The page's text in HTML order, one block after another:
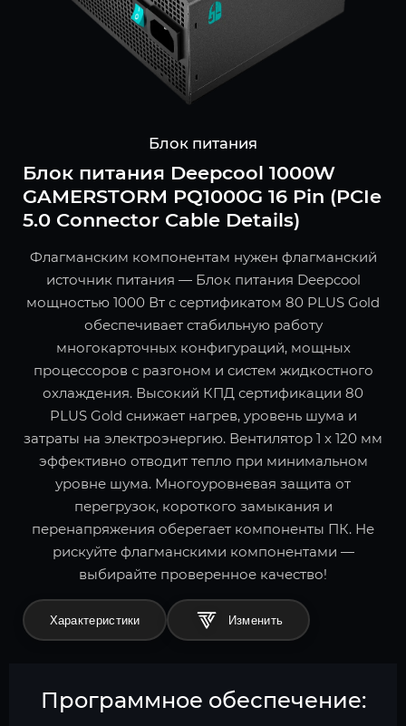
Блок питания
Блок питания Deepcool 1000W
GAMERSTORM PQ1000G 16 Pin (PCIe
5.0 Connector Cable Details)
Флагманским компонентам нужен флагманский
источник питания — Блок питания Deepcool
мощностью 1000 Вт с сертификатом 80 PLUS Gold
обеспечивает стабильную работу
многокарточных конфигураций, мощных
процессоров с разгоном и систем жидкостного
охлаждения. Высокий КПД сертификации 80
PLUS Gold снижает нагрев, уровень шума и
затраты на электроэнергию. Вентилятор 1 x 120 мм
эффективно отводит тепло при минимальном
уровне шума. Многоуровневая защита от
перегрузок, короткого замыкания и
перенапряжения оберегает компоненты ПК. Не
рискуйте флагманскими компонентами —
выбирайте проверенное качество!
Характеристики
Программное обеспечение: